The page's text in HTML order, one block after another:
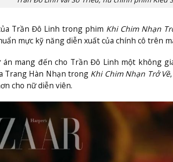
Trần Đô Linh trong phim Khi Chim Nhạn
mực kỹ năng diễn xuất của chính cô trên
án mang đến cho Trần Đô Linh một không
Trang Hàn Nhạn trong Khi Chim Nhạn Trở Về
cho nữ diễn viên.